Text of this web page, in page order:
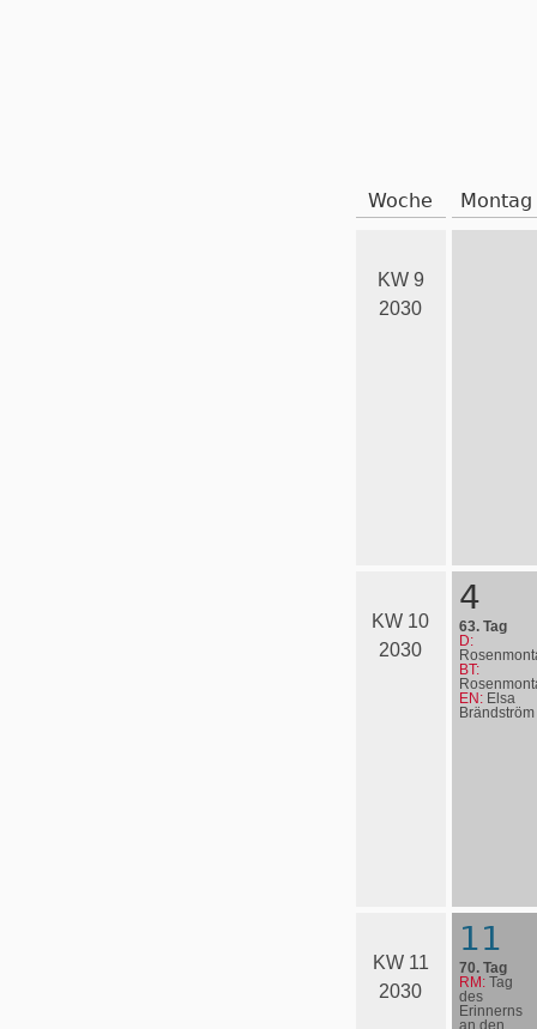
Woche Montag
KW 9
2030
KW 10
2030
4
63. Tag
D:
BT:
EN: Elsa
Bränd­ström
KW 11
2030
11
70. Tag
RM: Tag
des
Erinnerns
an den